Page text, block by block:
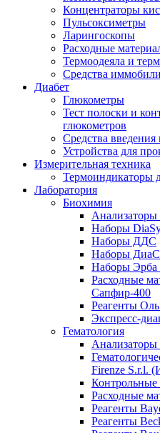
Концентраторы
Пульсоксиметры
Ларингоскопы
Расходные
Термоодеяла и
Средства
Диабет
Глюкометры
Тест полоски и
глюкометров
Средства введения
Устройства для
Измерительная техника
Термоиндикаторы
Лаборатория
Биохимия
Наборы
Наборы ДДС
Наборы
Наборы Эрба
Расходные
Сапфир-400
Реагенты
Экспресс-
Гематология
Анализаторы
Firenze S.r.l.
Контрольные
Расходные
Реагенты
Реагенты